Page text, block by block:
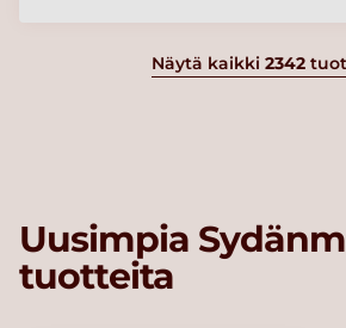
Näytä kaikki 2342
Uusimpia
tuotteita